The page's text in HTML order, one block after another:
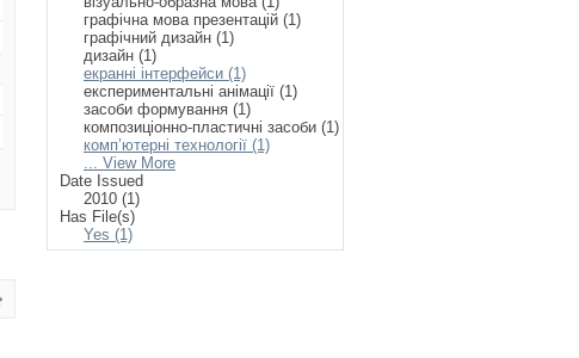
графічна мова презентацій (1)
графічний дизайн (1)
дизайн (1)
екранні інтерфейси (1)
експериментальні анімації (1)
засоби формування (1)
композиціонно-пластичні засоби (1)
комп’ютерні технології (1)
... View More
Date Issued
2010 (1)
Has File(s)
Yes (1)